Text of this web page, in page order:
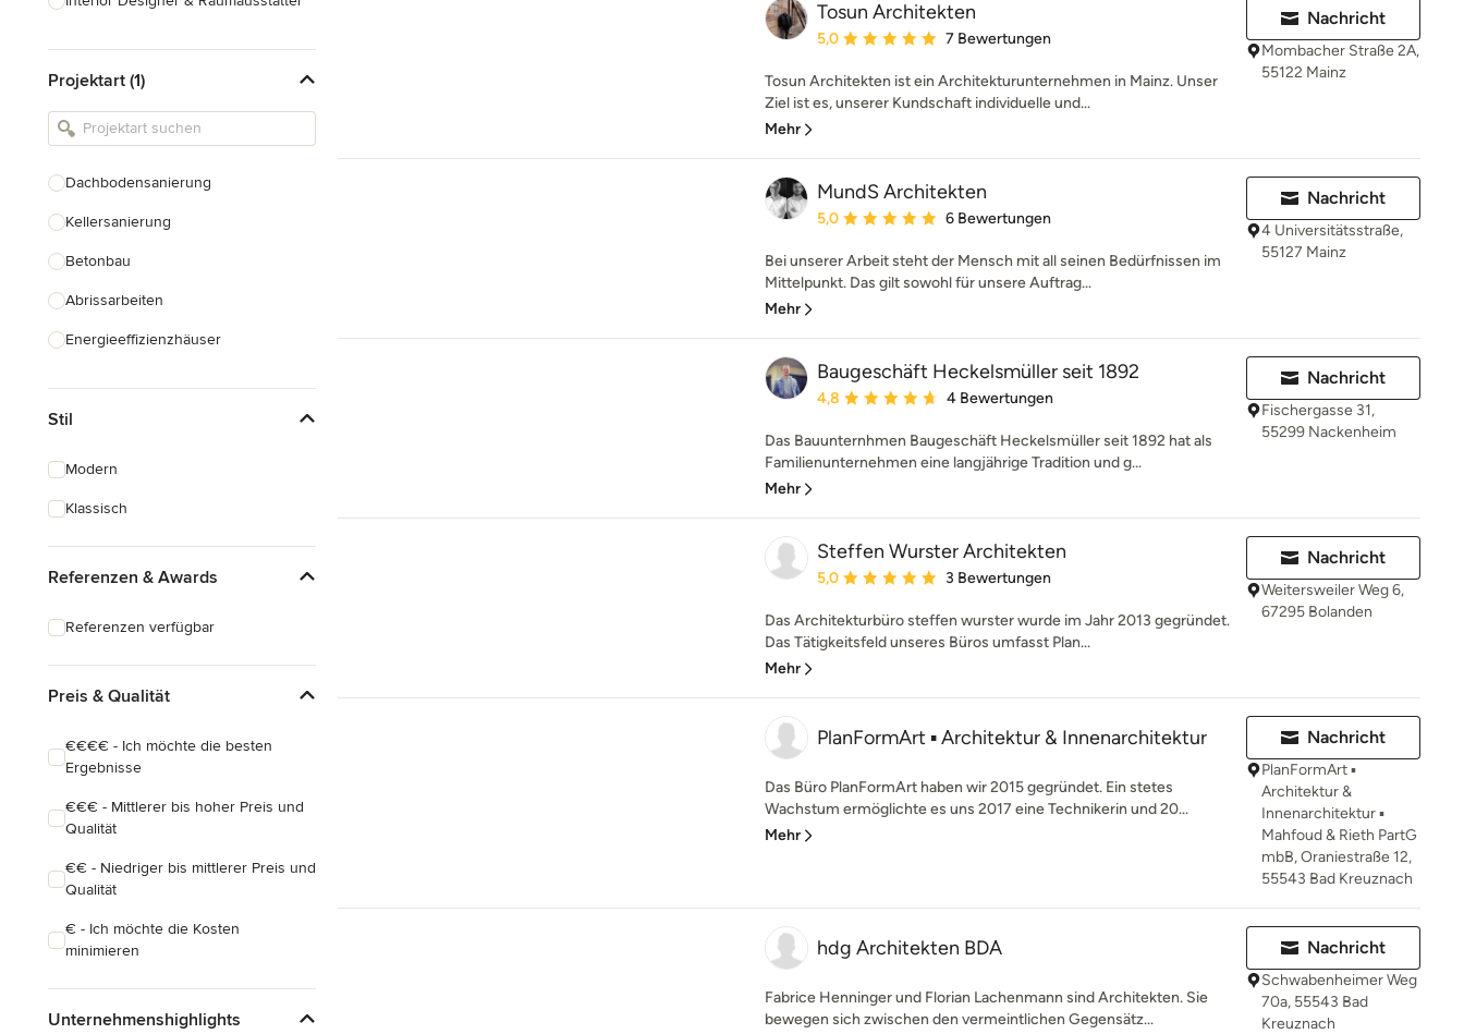
Landschaftsarchitekten
Armaturen & Sanitärbedarf
Projektart (1)
Dachbodensanierung
Kellersanierung
Betonbau
Abrissarbeiten
Energieeffizienzhäuser
Garagenbau
Alle anzeigen
Stil
Modern
Klassisch
Referenzen & Awards
Referenzen verfügbar
Preis & Qualität
€€€€ - Ich möchte die besten
Ergebnisse
€€€ - Mittlerer bis hoher Preis und
Qualität
€€ - Niedriger bis mittlerer Preis und
Qualität
€ - Ich möchte die Kosten
minimieren
Unternehmenshighlights
Tosun Architekten
Durchschnittliche Bewertung: 5 von 5 Sternen
5,0 7 Bewertungen
Tosun Architekten ist ein Architekturunternehmen in Mainz. Unser
Ziel ist es, unserer Kundschaft individuelle und...
Mehr
Nachricht
Mombacher Straße 2A,
55122 Mainz
MundS Architekten
Durchschnittliche Bewertung: 5 von 5 Sternen
5,0 6 Bewertungen
Bei unserer Arbeit steht der Mensch mit all seinen Bedürfnissen im
Mittelpunkt. Das gilt sowohl für unsere Auftrag...
Mehr
Nachricht
4 Universitätsstraße,
55127 Mainz
Baugeschäft Heckelsmüller seit 1892
Durchschnittliche Bewertung: 4.8 von 5 Sternen
4,8 4 Bewertungen
Das Bauunternhmen Baugeschäft Heckelsmüller seit 1892 hat als
Familienunternehmen eine langjährige Tradition und g...
Mehr
Nachricht
Fischergasse 31,
55299 Nackenheim
Steffen Wurster Architekten
Durchschnittliche Bewertung: 5 von 5 Sternen
5,0 3 Bewertungen
Das Architekturbüro steffen wurster wurde im Jahr 2013 gegründet.
Das Tätigkeitsfeld unseres Büros umfasst Plan...
Mehr
Nachricht
Weitersweiler Weg 6,
67295 Bolanden
PlanFormArt ▪ Architektur & Innenarchitektur
Das Büro PlanFormArt haben wir 2015 gegründet. Ein stetes
Wachstum ermöglichte es uns 2017 eine Technikerin und 20...
Mehr
Nachricht
PlanFormArt ▪
Architektur &
Innenarchitektur ▪
Mahfoud & Rieth PartG
mbB, Oraniestraße 12,
55543 Bad Kreuznach
hdg Architekten BDA
Fabrice Henninger und Florian Lachenmann sind Architekten. Sie
bewegen sich zwischen den vermeintlichen Gegensätz...
Nachricht
Schwabenheimer Weg
70a, 55543 Bad
Kreuznach